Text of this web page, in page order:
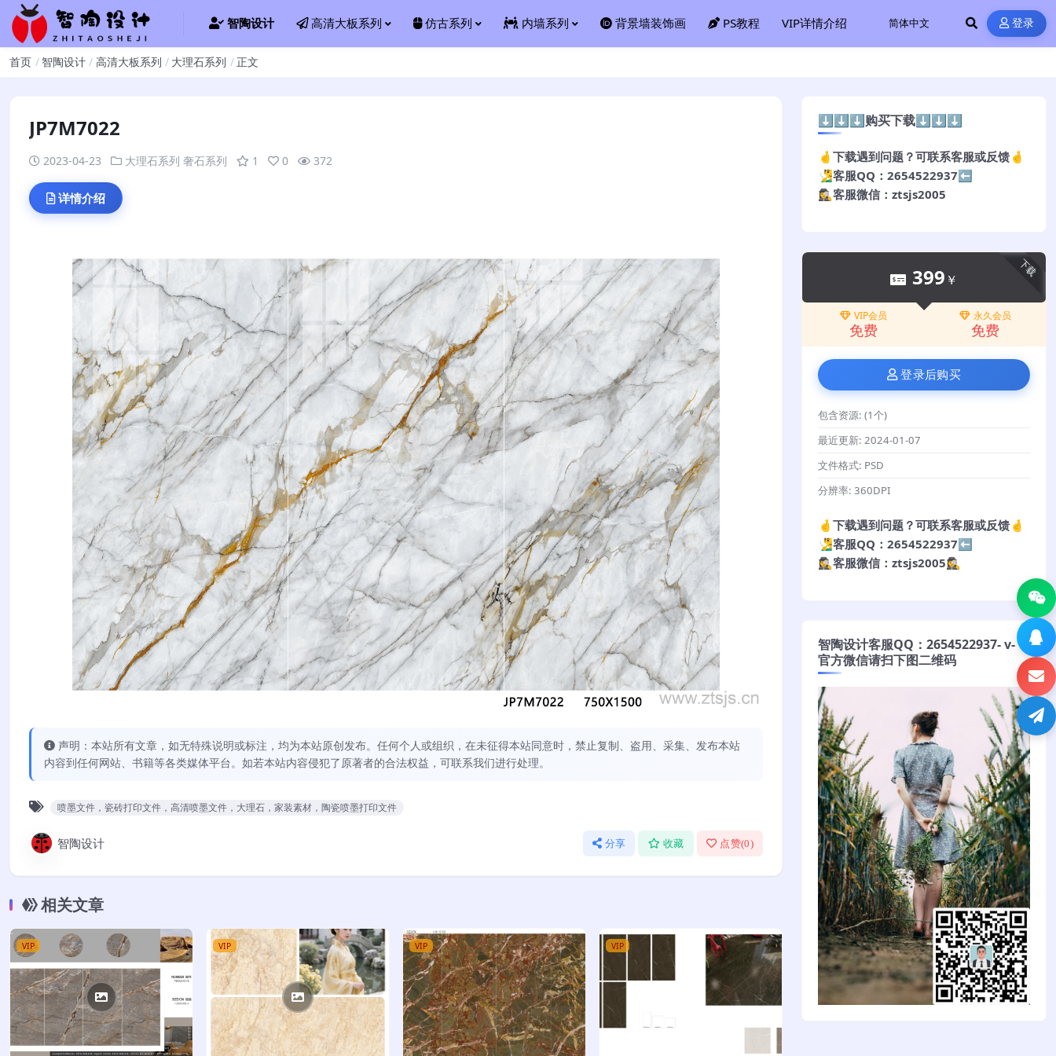
智陶设计 高清大板系列 仿古系列 内墙系列 背景墙装饰画 PS教程 VIP详情介绍 登录
首页 智陶设计 高清大板系列 大理石系列 正文
JP7M7022
2023-04-23 大理石系列 奢石系列 1 0 372
详情介绍
声明：本站所有文章，如无特殊说明或标注，均为本站原创发布。任何个人或组织，在未征得本站同意时，禁止复制、盗用、采集、发布本站
内容到任何网站、书籍等各类媒体平台。如若本站内容侵犯了原著者的合法权益，可联系我们进行处理。
喷墨文件，瓷砖打印文件，高清喷墨文件，大理石，家装素材，陶瓷喷墨打印文件
智陶设计 分享 收藏 点赞(0)
相关文章
VIP VIP VIP VIP
⬇️⬇️⬇️购买下载⬇️⬇️⬇️
🤞下载遇到问题？可联系客服或反馈🤞
🧏‍♂️客服QQ：2654522937⬅️
🕵️‍♀️客服微信：ztsjs2005
下载
399 ￥
VIP会员
免费
永久会员
免费
登录后购买
包含资源: (1个)
最近更新: 2024-01-07
文件格式: PSD
分辨率: 360DPI
🤞下载遇到问题？可联系客服或反馈🤞
🧏‍♂️客服QQ：2654522937⬅️
🕵️‍♀️客服微信：ztsjs2005🕵️‍♀️
智陶设计客服QQ：2654522937- v-
官方微信请扫下图二维码